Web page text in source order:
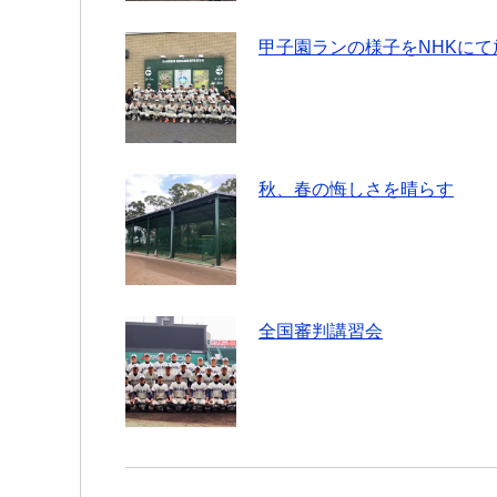
甲子園ランの様子をNHKにて
秋、春の悔しさを晴らす
全国審判講習会